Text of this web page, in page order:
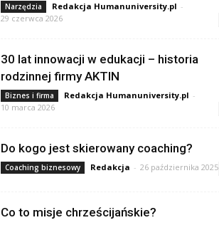
Narzędzia Redakcja Humanuniversity.pl -
29 czerwca 2026
30 lat innowacji w edukacji – historia
rodzinnej firmy AKTIN
Biznes i firma Redakcja Humanuniversity.pl -
10 marca 2026
Do kogo jest skierowany coaching?
Coaching biznesowy Redakcja - 26 października 2025
Co to misje chrześcijańskie?